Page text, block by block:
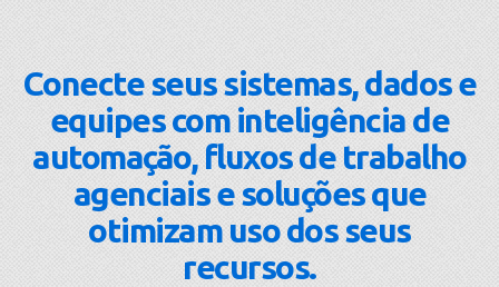
Conecte seus sistemas, dados e
equipes com inteligência de
automação, fluxos de trabalho
agenciais e soluções que
otimizam uso dos seus
recursos.